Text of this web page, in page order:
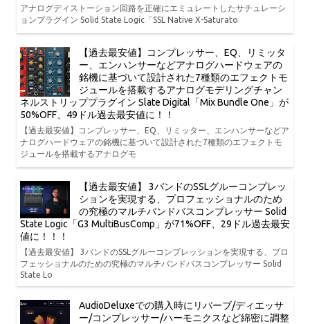
アナログディストーション回路を正確にエミュレートしたサチュレーシ
ョンプラグイン Solid State Logic「SSL Native X-Saturato
【過去最安値】コンプレッサー、EQ、リミッタ
ー、エンハンサーなどアナログハードウェアの
銘機に基づいて設計された7種類のエフェクトモ
ジュールを搭載するアナログモデリングチャン
ネルストリッププラグイン Slate Digital「Mix Bundle One」が
50%OFF、49ドル過去最安値に！！
【過去最安値】コンプレッサー、EQ、リミッター、エンハンサーなどア
ナログハードウェアの銘機に基づいて設計された7種類のエフェクトモ
ジュールを搭載するアナログモ
【過去最安値】 3バンドのSSLグルーコンプレッ
ションを実現する、プロフェッショナルのため
の究極のマルチバンドバスコンプレッサー Solid
State Logic「G3 MultiBusComp」が71%OFF、29ドル過去最安
値に！！！
【過去最安値】 3バンドのSSLグルーコンプレッションを実現する、プロ
フェッショナルのための究極のマルチバンドバスコンプレッサー Solid
State Lo
AudioDeluxeでの購入時にリバーブ/ディエッサ
ー/コンプレッサー/ハーモニクスなど綿密に調整